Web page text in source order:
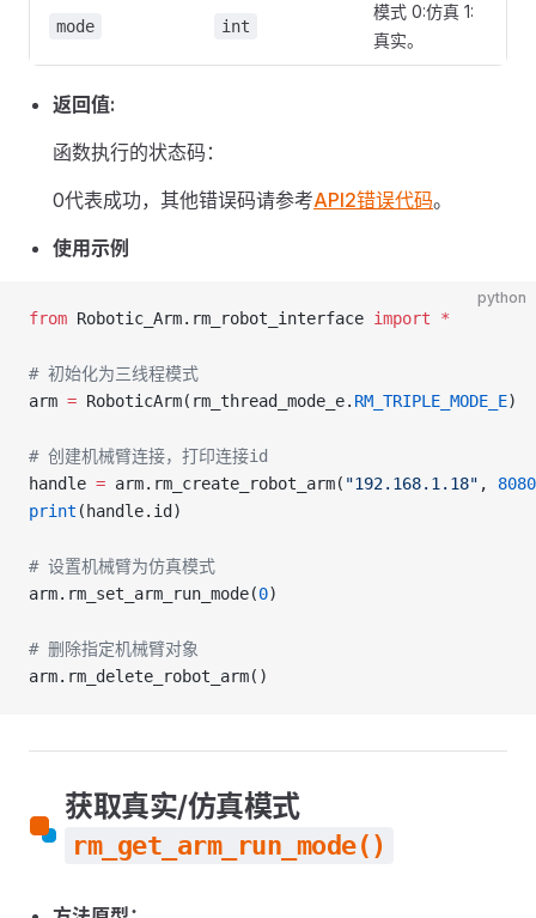
mode int
模式 0:仿真 1:
真实。
返回值:
函数执行的状态码：
0代表成功，其他错误码请参考API2错误代码。
使用示例
python
from Robotic_Arm.rm_robot_interface import *
# 初始化为三线程模式
arm = RoboticArm(rm_thread_mode_e. RM_TRIPLE_MODE_E)
# 创建机械臂连接，打印连接id
handle = arm.rm_create_robot_arm( "192.168.1.18" , 8080
print (handle.id)
# 设置机械臂为仿真模式
arm.rm_set_arm_run_mode(0)
# 删除指定机械臂对象
arm.rm_delete_robot_arm()
获取真实/仿真模式
rm_get_arm_run_mode()